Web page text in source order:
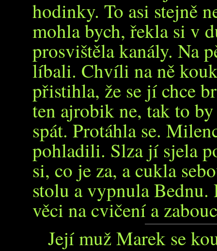
hodinky. To asi stejně
mohla bych, řekla si v
prosvištěla kanály. Na
líbali. Chvíli na ně
přistihla, že se jí chce
ten ajrobik ne, tak to
spát. Protáhla se.
pohladili. Slza jí sjela
si, co je za, a cukla
stolu a vypnula
věci na cvičení a
Její muž Marek se